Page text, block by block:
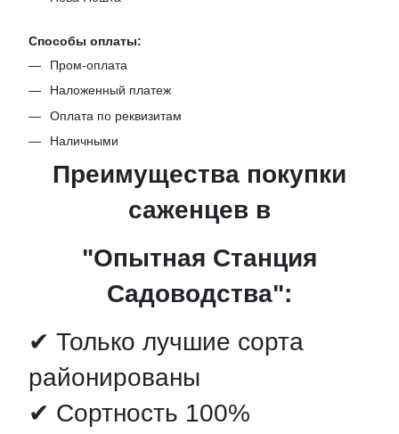
Способы оплаты:
Пром-оплата
Наложенный платеж
Оплата по реквизитам
Наличными
Преимущества покупки
саженцев в
"Опытная Станция
Садоводства":
✔ Только лучшие сорта
районированы
✔ Сортность 100%